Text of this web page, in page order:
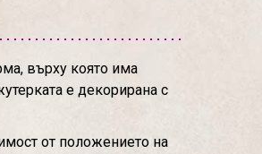
върху която има
е декорирана с
от положението на